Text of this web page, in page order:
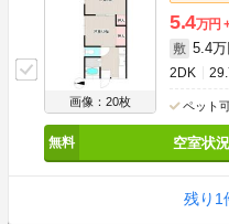
画像：20枚
5.4万円
敷 5.4万
2DK
ペット
空室状
残り1